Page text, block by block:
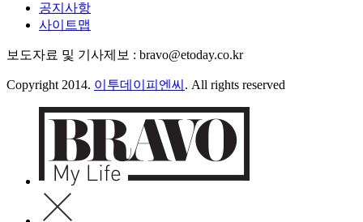
공지사항
사이트맵
보도자료 및 기사제보 : bravo@etoday.co.kr
Copyright 2014. 이투데이피엔씨 . All rights reserved